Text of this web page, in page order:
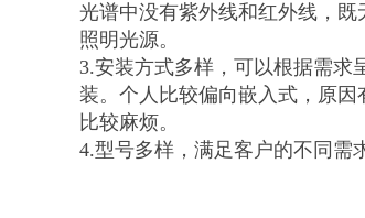
光谱中没有紫外线和红外线，
照明光源。
3.安装方式多样，可以根据需求
装。个人比较偏向嵌入式，原
比较麻烦。
4.型号多样，满足客户的不同需